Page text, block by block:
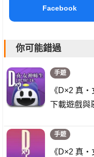
Facebook
你可能錯過
手遊
《D×2 真
下載遊戲與
手遊
《D×2 真